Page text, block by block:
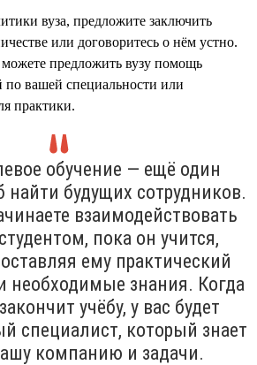
вуза, предложите заключить
или договоритесь о нём устно.
предложить вузу помощь
по вашей специальности или
практики.
обучение — ещё один
найти будущих сотрудников.
взаимодействовать
пока он учится,
ему практический
необходимые знания. Когда
учёбу, у вас будет
специалист, который знает
компанию и задачи.